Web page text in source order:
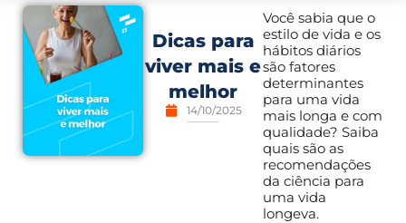
Dicas para
viver mais e
melhor
14/10/2025
Você sabia que o
estilo de vida e os
hábitos diários
são fatores
determinantes
para uma vida
mais longa e com
qualidade? Saiba
quais são as
recomendações
da ciência para
uma vida
longeva.